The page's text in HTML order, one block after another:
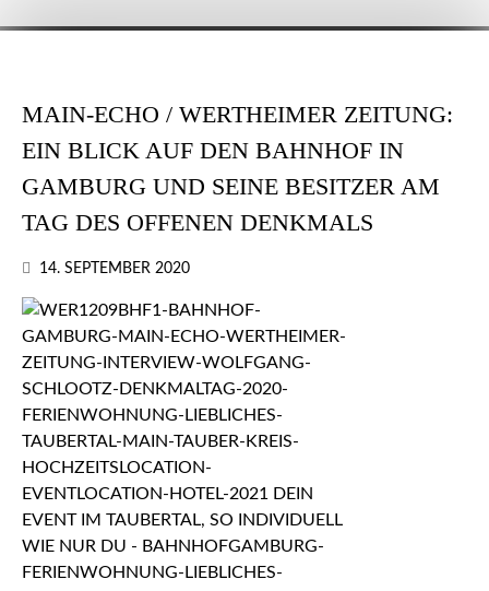
MAIN-ECHO / WERTHEIMER ZEITUNG:
EIN BLICK AUF DEN BAHNHOF IN
GAMBURG UND SEINE BESITZER AM
TAG DES OFFENEN DENKMALS
14. SEPTEMBER 2020